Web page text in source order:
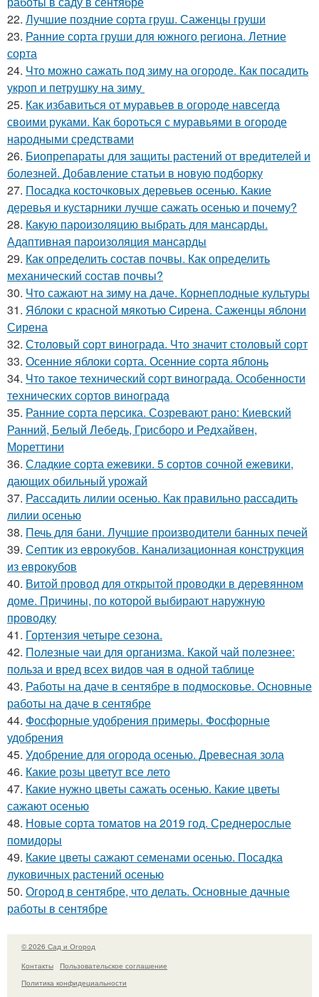
22. Лучшие поздние сорта груш. Саженцы груши
23. Ранние сорта груши для южного региона. Летние
сорта
24. Что можно сажать под зиму на огороде. Как посадить
укроп и петрушку на зиму
25. Как избавиться от муравьев в огороде навсегда
своими руками. Как бороться с муравьями в огороде
народными средствами
26. Биопрепараты для защиты растений от вредителей и
болезней. Добавление статьи в новую подборку
27. Посадка косточковых деревьев осенью. Какие
деревья и кустарники лучше сажать осенью и почему?
28. Какую пароизоляцию выбрать для мансарды.
Адаптивная пароизоляция мансарды
29. Как определить состав почвы. Как определить
механический состав почвы?
30. Что сажают на зиму на даче. Корнеплодные культуры
31. Яблоки с красной мякотью Сирена. Саженцы яблони
Сирена
32. Столовый сорт винограда. Что значит столовый сорт
33. Осенние яблоки сорта. Осенние сорта яблонь
34. Что такое технический сорт винограда. Особенности
технических сортов винограда
35. Ранние сорта персика. Созревают рано: Киевский
Ранний, Белый Лебедь, Грисборо и Редхайвен,
Мореттини
36. Сладкие сорта ежевики. 5 сортов сочной ежевики,
дающих обильный урожай
37. Рассадить лилии осенью. Как правильно рассадить
лилии осенью
38. Печь для бани. Лучшие производители банных печей
39. Септик из еврокубов. Канализационная конструкция
из еврокубов
40. Витой провод для открытой проводки в деревянном
доме. Причины, по которой выбирают наружную
проводку
41. Гортензия четыре сезона.
42. Полезные чаи для организма. Какой чай полезнее:
польза и вред всех видов чая в одной таблице
43. Работы на даче в сентябре в подмосковье. Основные
работы на даче в сентябре
44. Фосфорные удобрения примеры. Фосфорные
удобрения
45. Удобрение для огорода осенью. Древесная зола
46. Какие розы цветут все лето
47. Какие нужно цветы сажать осенью. Какие цветы
сажают осенью
48. Новые сорта томатов на 2019 год. Среднерослые
помидоры
49. Какие цветы сажают семенами осенью. Посадка
луковичных растений осенью
50. Огород в сентябре, что делать. Основные дачные
работы в сентябре
© 2026 Сад и Огород
Контакты
Пользовательское соглашение
Политика конфидециальности